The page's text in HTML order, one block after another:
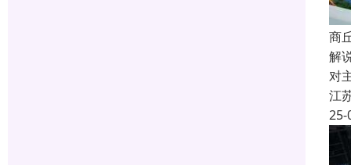
商
解
对
江
25-